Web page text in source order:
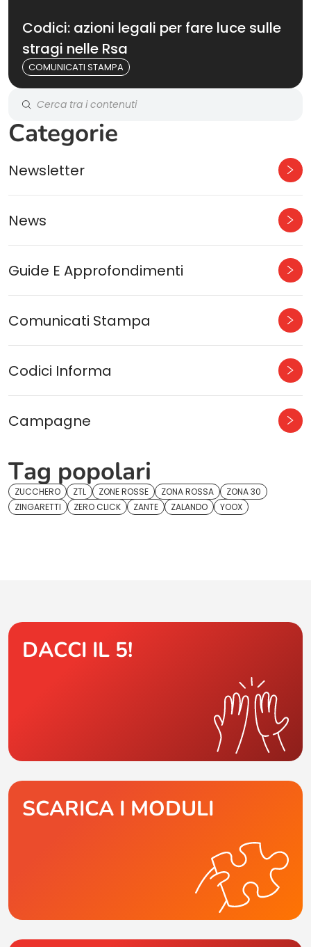
Codici: azioni legali per fare luce sulle
stragi nelle Rsa
COMUNICATI STAMPA
Categorie
Newsletter
News
Guide E Approfondimenti
Comunicati Stampa
Codici Informa
Campagne
Tag popolari
ZUCCHERO ZTL ZONE ROSSE ZONA ROSSA
ZONA 30
ZINGARETTI
ZERO CLICK ZANTE ZALANDO YOOX
DACCI IL 5!
SCARICA I MODULI